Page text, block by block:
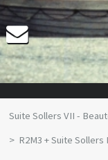
Suite Sollers VII -
R2M3 + Suite